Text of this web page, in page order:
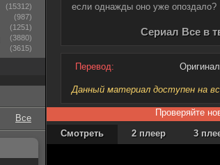
если однажды оно уже опоздало?
Сериал Все в
Перевод: Оригинал
Данный материал доступен на
Проверяйте
Смотреть
2 плеер 3
(15312)
(987)
(1251)
(3880)
(3615)
Все